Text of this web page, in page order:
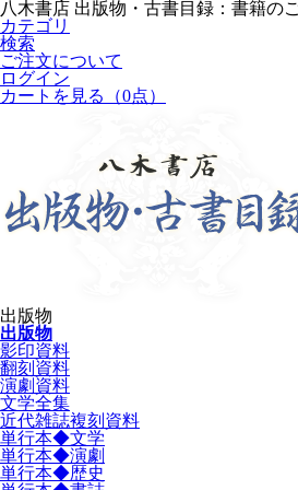
八木書店 出版物・古書目録：書籍の
カテゴリ
検索
ご注文について
ログイン
カートを見る
（0点）
出版物
出版物
影印資料
翻刻資料
演劇資料
文学全集
近代雑誌複刻資料
単行本◆文学
単行本◆演劇
単行本◆歴史